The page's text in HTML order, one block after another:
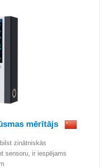
mērītājs
zinātniskās
sensoru, ir iespējams